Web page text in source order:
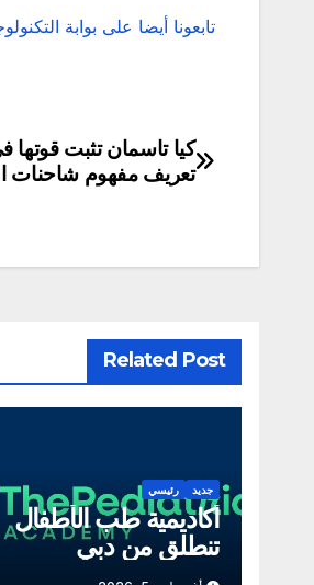
تابعونا أيضا على بوابة
تصفّح
كيا تاسمان تثبت
تعريف مفهوم شاحنات
Related Post
جديد رئيسي
أكاديمية طب الأطفال
تنطلق من دبي